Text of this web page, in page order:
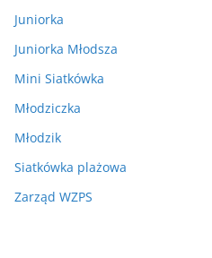
Juniorka
Juniorka Młodsza
Mini Siatkówka
Młodziczka
Młodzik
Siatkówka plażowa
Zarząd WZPS